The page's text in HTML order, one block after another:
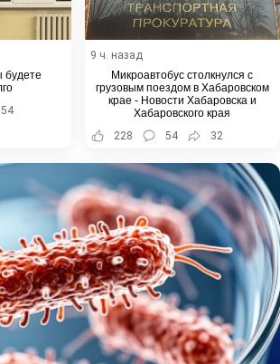
будете
54
9 ч. назад
Микроавтобус столкнулся с
грузовым поездом в Хабаровском
крае - Новости Хабаровска и
Хабаровского края
228
54 32